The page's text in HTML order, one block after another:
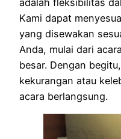
Kami dapat
yang disewakan
Anda, mulai dari
besar. Dengan
kekurangan atau
acara berlangsung.